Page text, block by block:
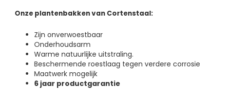
Onze plantenbakken van Cortenstaal:
Zijn onverwoestbaar
Onderhoudsarm
Warme natuurlijke uitstraling.
Beschermende roestlaag tegen verdere corrosie
Maatwerk mogelijk
6 jaar productgarantie